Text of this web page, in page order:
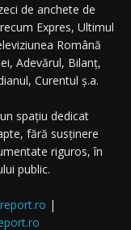
de anchete de
Expres, Ultimul
Română
Adevărul, Bilanț,
Curentul ș.a.
spațiu dedicat
fără susținere
riguros, în
public.
|